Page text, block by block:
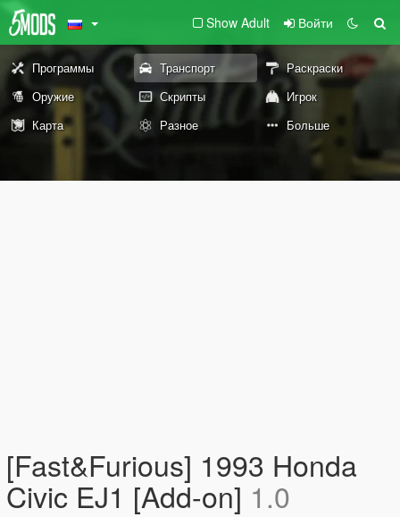
Show Adult Войти
Программы Транспорт
Раскраски
Оружие
Скрипты
Игрок
Карта
Разное Больше
[Fast&Furious] 1993 Honda
Civic EJ1 [Add-on] 1.0